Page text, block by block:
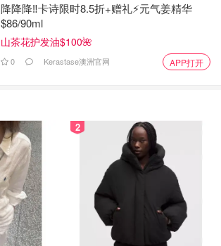
降降降‼️卡诗限时8.5折+赠礼⚡元气姜精华
$86/90ml
山茶花护发油$100🌺
0 Kerastase澳洲官网 APP打开
2